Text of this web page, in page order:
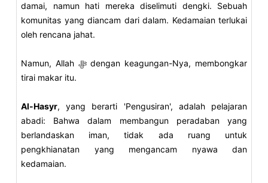
damai, namun hati mereka diselimuti dengki. Sebuah
komunitas yang diancam dari dalam. Kedamaian terlukai
oleh rencana jahat.
Namun, Allah ﷻ dengan keagungan-Nya, membongkar
tirai makar itu.
Al-Hasyr, yang berarti 'Pengusiran', adalah pelajaran
abadi: Bahwa dalam membangun peradaban yang
berlandaskan iman, tidak ada ruang untuk
pengkhianatan yang mengancam nyawa dan
kedamaian.